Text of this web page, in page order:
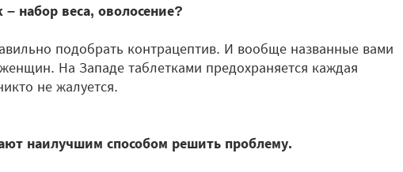
набор веса, оволосение?
подобрать контрацептив. И вообще названные вами
На Западе таблетками предохраняется каждая
не жалуется.
наилучшим способом решить проблему.